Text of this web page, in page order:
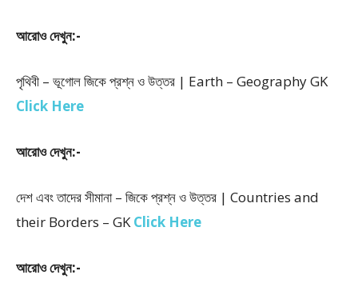
আরোও দেখুন:-
পৃথিবী – ভূগোল জিকে প্রশ্ন ও উত্তর | Earth – Geography GK
Click Here
আরোও দেখুন:-
দেশ এবং তাদের সীমানা – জিকে প্রশ্ন ও উত্তর | Countries and
their Borders – GKClick Here
আরোও দেখুন:-